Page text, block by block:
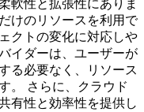
軟性と拡張性にありま
けのリソースを利用で
クトの変化に対応しや
イダーは、ユーザーが
る必要なく、リソース
。 さらに、クラウド
有性と効率性を提供し